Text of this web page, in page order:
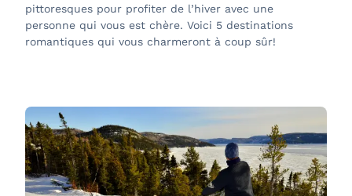
pittoresques pour profiter de l’hiver avec une
personne qui vous est chère. Voici 5 destinations
romantiques qui vous charmeront à coup sûr!